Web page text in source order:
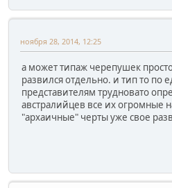
ноября 28, 2014, 12:25
а может типаж черепушек
развился отдельно. и тип то по
представителям трудновато
австралийцев все их огромные
"архаичные" черты уже свое